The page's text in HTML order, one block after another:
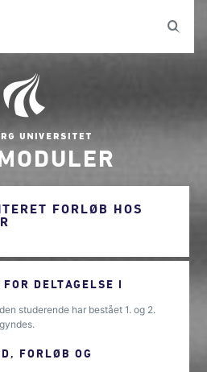
FORLØB HOS
DELTAGELSE I
studerende har bestået 1. og 2.
FORLØB OG